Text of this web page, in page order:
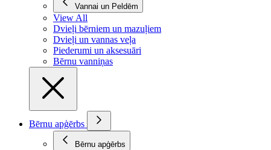
Vannai un Peldēm
View All
Dvieļi bērniem un mazuļiem
Dvieļi un vannas veļa
Piederumi un aksesuāri
Bērnu vanniņas
Bērnu apģērbs
Bērnu apģērbs